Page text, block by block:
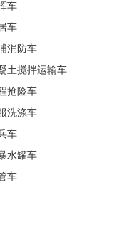
、 商务
车
车
消防车
土搅拌运输车
抢险车
洗涤车
车
水罐车
车